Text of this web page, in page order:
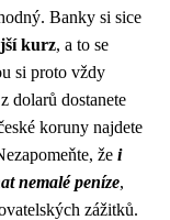
Banky si sice
kurz, a to se
si proto vždy
dolarů dostanete
koruny najdete
že i
nemalé peníze,
zážitků.